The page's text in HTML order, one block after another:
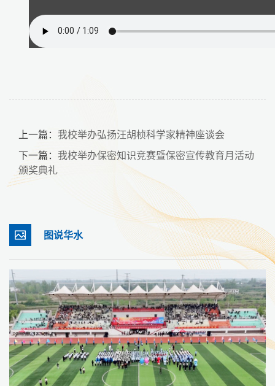
上一篇： 我校举办弘扬汪胡桢科学家精神座谈会
下一篇： 我校举办保密知识竞赛暨保密宣传教育月活动
颁奖典礼
图说华水